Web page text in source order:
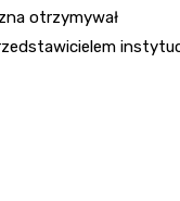
otrzymywał